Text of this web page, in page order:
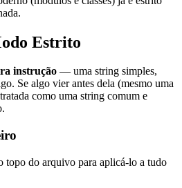
Estrito
instrução — uma string simples,
Se algo vier antes dela (mesmo uma
como uma string comum e
topo do arquivo para aplicá-lo a tudo